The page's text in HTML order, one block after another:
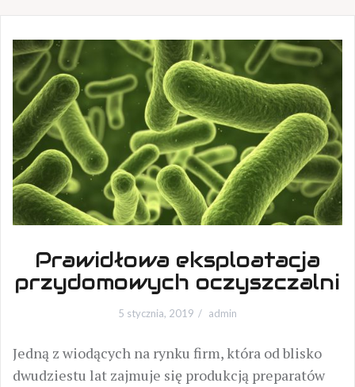
Prawidłowa eksploatacja
przydomowych oczyszczalni
5 stycznia, 2019 admin
Jedną z wiodących na rynku firm, która od blisko
dwudziestu lat zajmuje się produkcją preparatów